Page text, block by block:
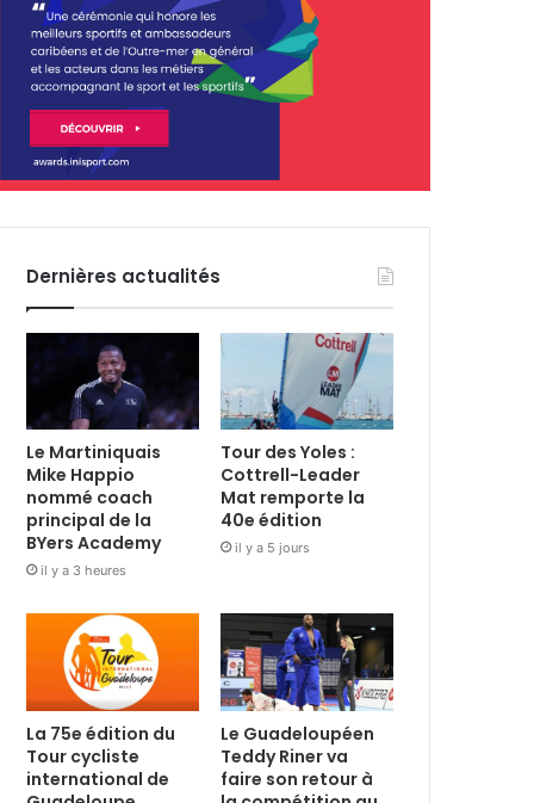
Dernières actualités
Le Martiniquais
Mike Happio
nommé coach
principal de la
BYers Academy
il y a 3 heures
Tour des Yoles :
Cottrell-Leader
Mat remporte la
40e édition
il y a 5 jours
La 75e édition du
Tour cycliste
international de
Le Guadeloupéen
Teddy Riner va
faire son retour à